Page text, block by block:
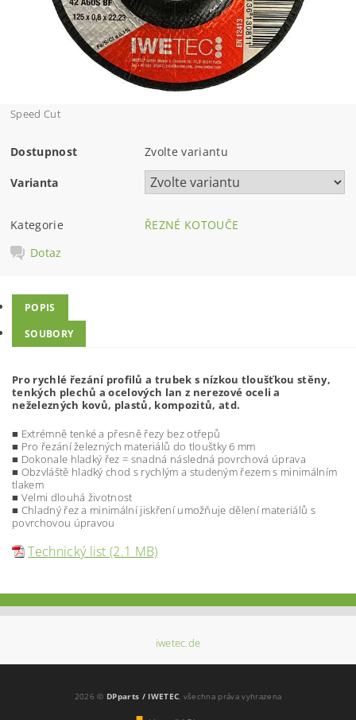
Speed Cut
Dostupnost Zvolte variantu
Varianta
Kategorie
ŘEZNÉ KOTOUČE
Dotaz
POPIS
SOUBORY
Pro rychlé řezání proﬁlů a trubek s nízkou tloušťkou stěny,
tenkých plechů a ocelových lan z nerezové oceli a
neželezných kovů, plastů, kompozitů, atd.
■ Extrémně tenké a přesně řezy bez otřepů
■ Pro řezání železných materiálů do tlouštky 6 mm
■ Dokonale hladký řez = snadná následná povrchová úprava
■ Obzvláště hladký chod s rychlým a studeným řezems minimálním
tlakem
■ Velmi dlouhá životnost
■ Chladný řez a minimální jiskření umožňuje dělení materiálů s
povrchovou úpravou
Technický list (2.1 MB)
iwetec.de
2026 © DPparts / IWETEC, všechna práva vyhrazena